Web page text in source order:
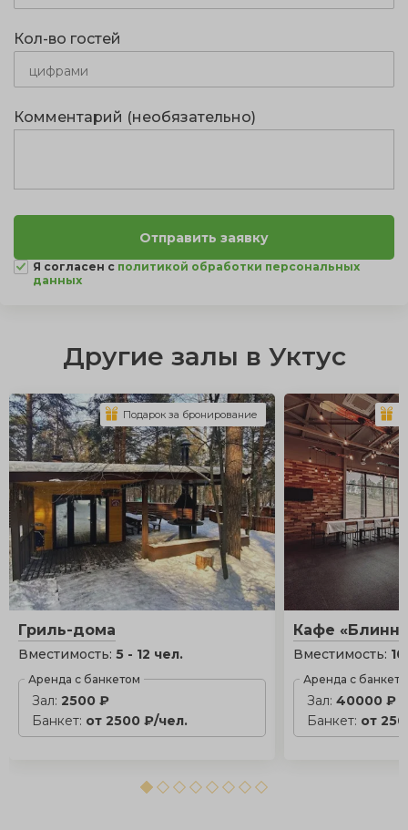
Кол-во гостей
Комментарий (необязательно)
Я согласен с политикой обработки персональных
данных
Другие залы в Уктус
Гриль-дома
Вместимость: 5 - 12 чел.
Аренда с банкетом
Зал: 2500 ₽
Банкет: от 2500 ₽/чел.
Подарок за бронирование
Кафе
Вместимость:
Аренда с
Зал:40000 ₽
Банкет: от